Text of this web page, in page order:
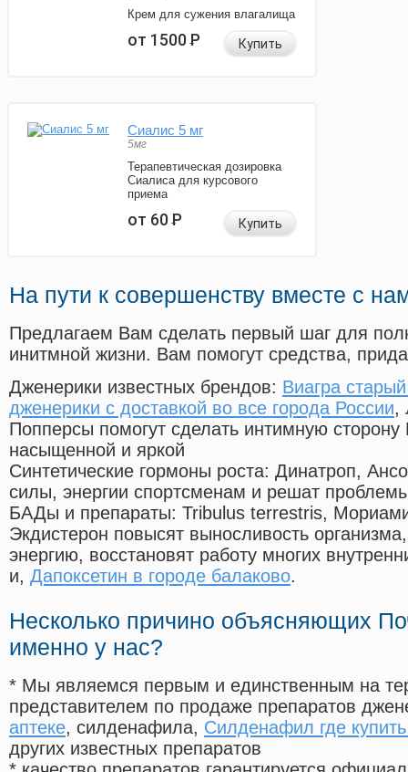
Крем для сужения влагалища
от 1500Р Купить
Сиалис 5 мг
5мг
Терапевтическая дозировка
Сиалиса для курсового
приема
от 60Р Купить
На пути к совершенству вместе с
Предлагаем Вам сделать первый шаг для
инитмной жизни. Вам помогут средства,
Дженерики известных брендов: Виагра
дженерики с доставкой во все города России,
Попперсы помогут сделать интимную
насыщенной и яркой
Синтетические гормоны роста: Динатроп,
силы, энергии спортсменам и решат
БАДы и препараты: Tribulus terrestris,
Экдистерон повысят выносливость
энергию, восстановят работу многих
и, Дапоксетин в городе балаково.
Несколько причино объясняющих
именно у нас?
* Мы являемся первым и единственным на
представителем по продаже препаратов
аптеке, силденафила, Силденафил где
других известных препаратов